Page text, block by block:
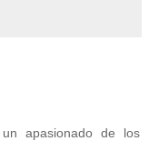
apasionado de los